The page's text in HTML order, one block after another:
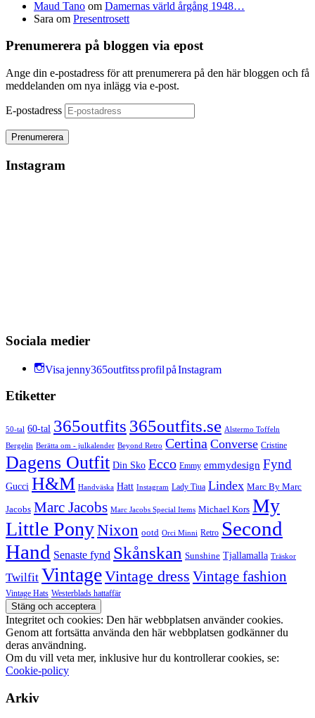
Maud Tano om Damernas värld årgång 1948…
Sara om Presentrosett
Prenumerera på bloggen via epost
Ange din e-postadress för att prenumerera på den här bloggen och få
meddelanden om nya inlägg via e-post.
E-postadress
Instagram
Sociala medier
Visa jenny365outfitss profil på Instagram
Etiketter
50-tal 60-tal 365outfits 365outfits.se Alstermo Toffeln
Bergelin Berätta om - julkalender Beyond Retro Certina Converse Cristine
Dagens Outfit Din Sko Ecco Emmy emmydesign Fynd
Gucci H&M Handväska Hatt Instagram Lady Tiua Lindex Marc By Marc
Jacobs Marc Jacobs Marc Jacobs Special Items Michael Kors My
Little PonyNixon ootd Orci Minni Retro Second
Hand Senaste fynd Skånskan Sunshine Tjallamalla Träskor
Twilfit VintageVintage dress Vintage fashion
Vintage Hats Westerblads hattaffär
Integritet och cookies: Den här webbplatsen använder cookies.
Genom att fortsätta använda den här webbplatsen godkänner du
deras användning.
Om du vill veta mer, inklusive hur du kontrollerar cookies, se:
Cookie-policy
Arkiv